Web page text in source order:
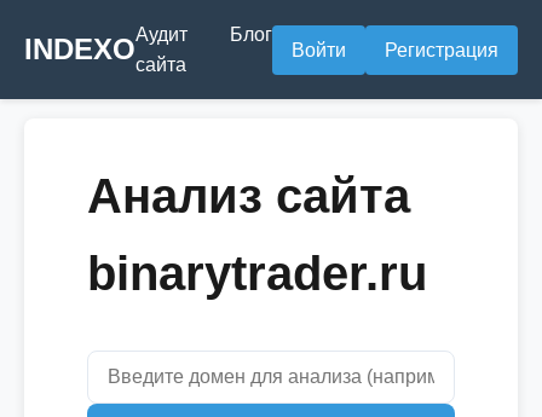
INDEXOАудит
сайта
Блог
Войти Регистрация
Анализ сайта
binarytrader.ru